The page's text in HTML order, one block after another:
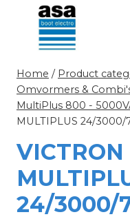
Doorgaan
inhoud
Home / Product
Omvormers &
MultiPlus 800 -
MULTIPLUS 24/3000/
VICTRON
24/3000/